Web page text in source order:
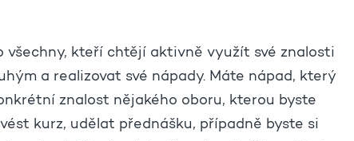
všechny, kteří chtějí aktivně využít své znalosti
a realizovat své nápady. Máte nápad, který
znalost nějakého oboru, kterou byste
kurz, udělat přednášku, případně byste si